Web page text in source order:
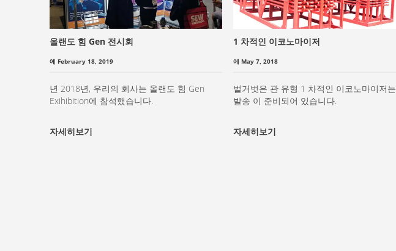
올랜도 힘 Gen 전시회
에 February 18, 2019
년 2018년, 우리의 회사는 올랜도 힘 Gen
Exihibition에 참석했습니다.
자세히보기
1 차적인 이코노마이저
에 May 7, 2018
벌거벗은 관 유형 1 차적인 이코노마이저는
발송 이 준비되어 있습니다.
자세히보기